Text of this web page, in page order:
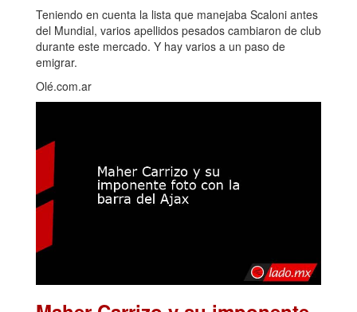
Teniendo en cuenta la lista que manejaba Scaloni antes
del Mundial, varios apellidos pesados cambiaron de club
durante este mercado. Y hay varios a un paso de
emigrar.
Olé.com.ar